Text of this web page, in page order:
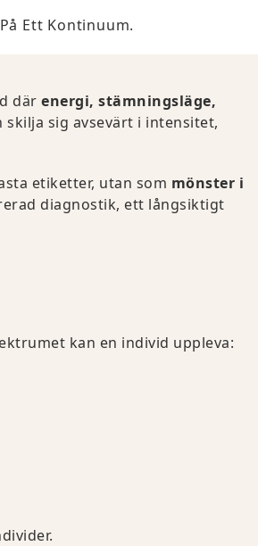
Ett Kontinuum.
där energi, stämningsläge,
sig avsevärt i intensitet,
etiketter, utan som mönster i
diagnostik, ett långsiktigt
kan en individ uppleva: